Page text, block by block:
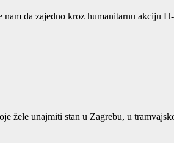
da zajedno kroz humanitarnu akciju
žele unajmiti stan u Zagrebu, u